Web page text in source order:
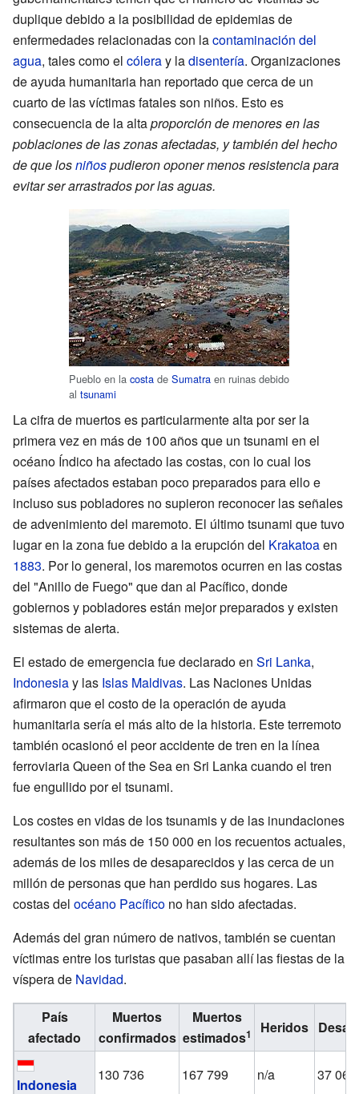
duplique debido a la posibilidad de epidemias de
enfermedades relacionadas con lacontaminación del
agua, tales como el cóleray ladisentería. Organizaciones
de ayuda humanitaria han reportado que cerca de un
cuarto de las víctimas fatales son niños. Esto es
consecuencia de la altaproporción de menores en las
poblaciones de las zonas afectadas, y también del hecho
de que losniñospudieron oponer menos resistencia para
evitar ser arrastrados por las aguas.
Pueblo en la costade Sumatraen ruinas debido
al tsunami
La cifra de muertos es particularmente alta por ser la
primera vez en más de 100 años que un tsunami en el
océano Índico ha afectado las costas, con lo cual los
países afectados estaban poco preparados para ello e
incluso sus pobladores no supieron reconocer las señales
de advenimiento del maremoto. El último tsunami que tuvo
lugar en la zona fue debido a la erupción del Krakatoaen
1883. Por lo general, los maremotos ocurren en las costas
del "Anillo de Fuego" que dan al Pacífico, donde
gobiernos y pobladores están mejor preparados y existen
sistemas de alerta.
El estado de emergencia fue declarado en Sri Lanka,
Indonesiay las Islas Maldivas. Las Naciones Unidas
afirmaron que el costo de la operación de ayuda
humanitaria sería el más alto de la historia. Este terremoto
también ocasionó el peor accidente de tren en la línea
ferroviaria Queen of the Sea en Sri Lanka cuando el tren
fue engullido por el tsunami.
Los costes en vidas de los tsunamis y de las inundaciones
resultantes son más de 150 000 en los recuentos actuales,
además de los miles de desaparecidos y las cerca de un
millón de personas que han perdido sus hogares. Las
costas del océano Pacífico no han sido afectadas.
Además del gran número de nativos, también se cuentan
víctimas entre los turistas que pasaban allí las fiestas de la
víspera de Navidad.
País
afectado
Muertos
confirmados
Muertos
estimados1 Heridos
Indonesia
130 736 167 799 n/a
37 063